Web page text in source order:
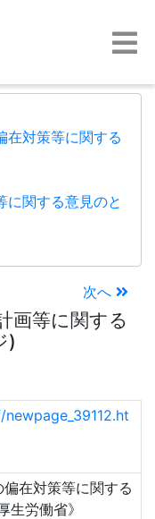
在対策等に関する
関する意見のと
次へ
画等に関する
)
在対策等に関する
労働省》